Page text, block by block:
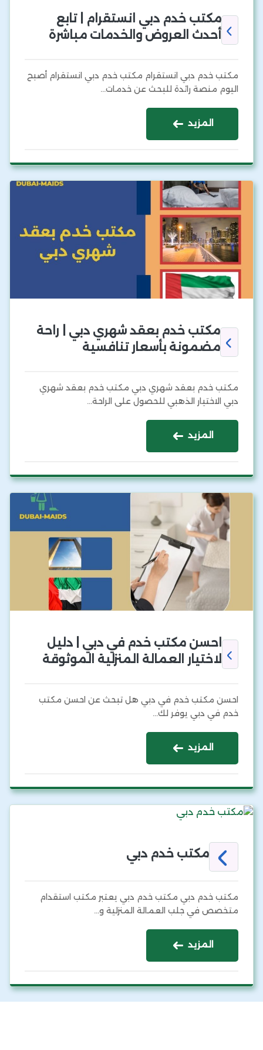
مكتب خدم دبي انستقرام | تابع
أحدث العروض والخدمات مباشرة
مكتب خدم دبي انستقرام مكتب خدم دبي انستقرام أصبح
اليوم منصة رائدة للبحث عن خدمات…
المزيد
مكتب خدم بعقد شهري دبي | راحة
مضمونة بأسعار تنافسية
مكتب خدم بعقد شهري دبي مكتب خدم بعقد شهري
دبي الاختيار الذهبي للحصول على الراحة…
المزيد
احسن مكتب خدم في دبي | دليل
لاختيار العمالة المنزلية الموثوقة
احسن مكتب خدم في دبي هل تبحث عن احسن مكتب
خدم في دبي يوفر لك…
المزيد
مكتب خدم دبي
مكتب خدم دبي مكتب خدم دبي يعتبر مكتب استقدام
متخصص في جلب العمالة المنزلية و…
المزيد